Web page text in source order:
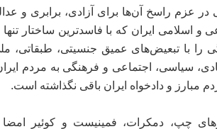
در عزم راسخ آن‌ها برای آزادی، برابری و
و اسلامی ایران که با فاسدترین ساختار
با تبعیض‌های عمیق جنسیتی، طبقاتی،
سیاسی، اجتماعی و فرهنگی به مردم
مبارز و دادخواه ایران باقی نگذاشته است.
چپ، دمکرات، فمینیست و کوئیر امضا